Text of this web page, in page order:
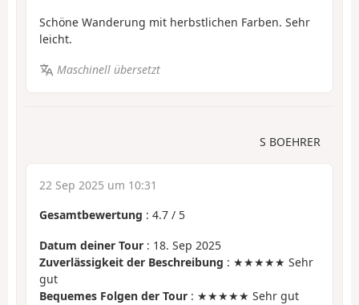
Schöne Wanderung mit herbstlichen Farben. Sehr
leicht.
Maschinell übersetzt
S BOEHRER
22 Sep 2025 um 10:31
Gesamtbewertung : 4.7 / 5
Datum deiner Tour : 18. Sep 2025
Zuverlässigkeit der Beschreibung : ★★★★★ Sehr
gut
Bequemes Folgen der Tour : ★★★★★ Sehr gut